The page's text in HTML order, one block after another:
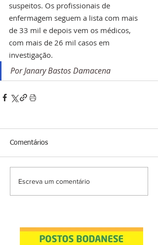
suspeitos. Os profissionais de
enfermagem seguem a lista com mais
de 33 mil e depois vem os médicos,
com mais de 26 mil casos em
investigação.
Por Janary Bastos Damacena
Comentários
Escreva um comentário